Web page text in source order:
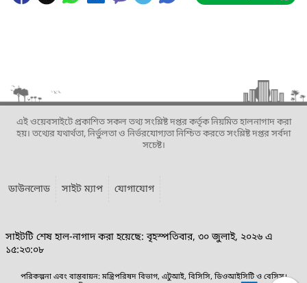
এই ওয়েবসাইটে প্রকাশিত সকল তথ্য সংশ্লিষ্ট দপ্তর কর্তৃক নিয়মিত হালনাগাদ করা
হয়। তথ্যের যথার্থতা, নির্ভুলতা ও নির্ভরযোগ্যতা নিশ্চিত করতে সংশ্লিষ্ট দপ্তর সর্বদা
সচেষ্ট।
ডাউনলোড সাইট ম্যাপ যোগাযোগ
সাইটটি শেষ হাল-নাগাদ করা হয়েছে: বৃহস্পতিবার, ৩০ জুলাই, ২০২৬ এ
১৫:২৩:০৮
পরিকল্পনা এবং বাস্তবায়ন: মন্ত্রিপরিষদ বিভাগ, এটুআই, বিসিসি, ডিওআইসিটি ও বেসিস।